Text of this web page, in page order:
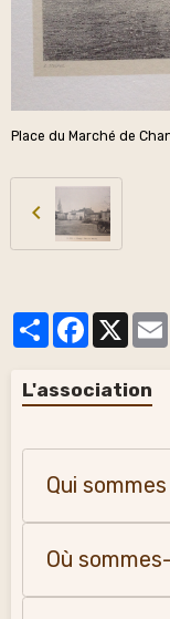
Place du Marché de
PartagerFacebook
L'association
Qui
Où